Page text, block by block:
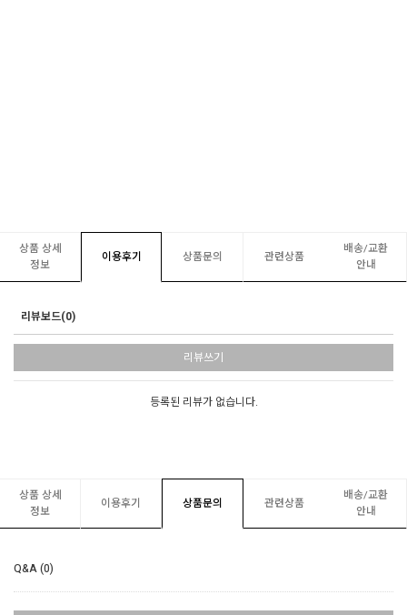
상품 상세
정보
이용후기 상품문의 관련상품
배송/교환
안내
리뷰보드(0)
리뷰쓰기
등록된 리뷰가 없습니다.
상품 상세
정보
이용후기 상품문의 관련상품
배송/교환
안내
Q&A (0)